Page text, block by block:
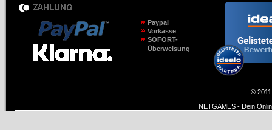
Paypal
Vorkasse
SOFORT-
Überweisung
©
NETGAMES - Dein